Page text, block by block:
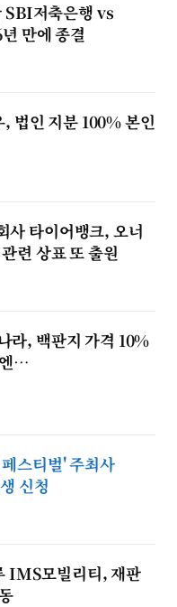
SBI저축은행 vs
만에 종결
법인 지분 100% 본인
사 타이어뱅크, 오너
련 상표 또 출원
라, 백판지 가격 10%
…
스티벌' 주최사
신청
IMS모빌리티, 재판